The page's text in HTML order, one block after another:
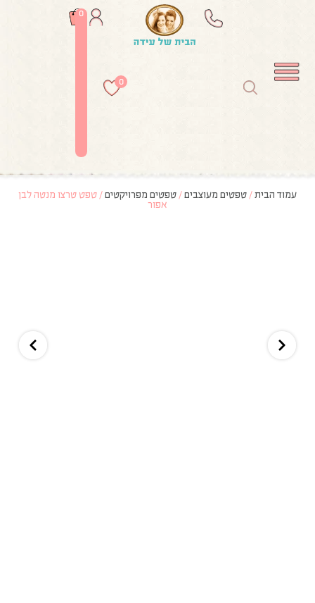
0
0
עמוד הבית/ טפטים מעוצבים/ טפטים מפרויקטים/ טפט טרצו מנטה לבן
אפור